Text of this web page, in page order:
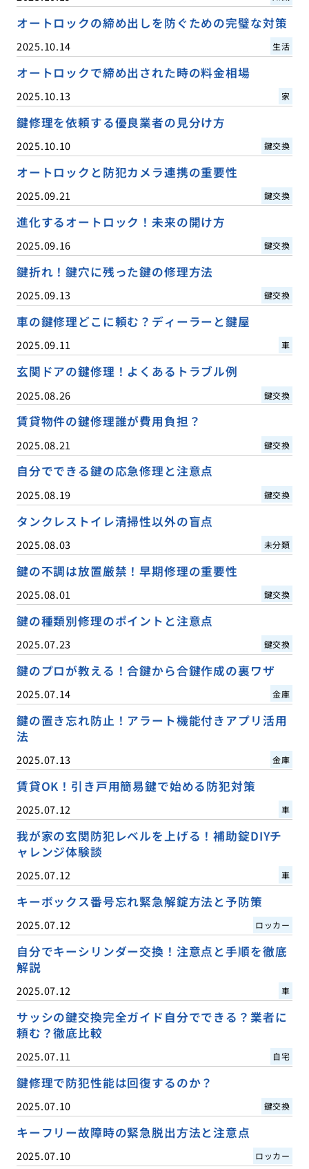
オートロックの締め出しを防ぐための完璧な対策
2025.10.14 生活
オートロックで締め出された時の料金相場
2025.10.13 家
鍵修理を依頼する優良業者の見分け方
2025.10.10 鍵交換
オートロックと防犯カメラ連携の重要性
2025.09.21 鍵交換
進化するオートロック！未来の開け方
2025.09.16 鍵交換
鍵折れ！鍵穴に残った鍵の修理方法
2025.09.13 鍵交換
車の鍵修理どこに頼む？ディーラーと鍵屋
2025.09.11 車
玄関ドアの鍵修理！よくあるトラブル例
2025.08.26 鍵交換
賃貸物件の鍵修理誰が費用負担？
2025.08.21 鍵交換
自分でできる鍵の応急修理と注意点
2025.08.19 鍵交換
タンクレストイレ清掃性以外の盲点
2025.08.03 未分類
鍵の不調は放置厳禁！早期修理の重要性
2025.08.01 鍵交換
鍵の種類別修理のポイントと注意点
2025.07.23 鍵交換
鍵のプロが教える！合鍵から合鍵作成の裏ワザ
2025.07.14 金庫
鍵の置き忘れ防止！アラート機能付きアプリ活用
法
2025.07.13 金庫
賃貸OK！引き戸用簡易鍵で始める防犯対策
2025.07.12 車
我が家の玄関防犯レベルを上げる！補助錠DIYチ
ャレンジ体験談
2025.07.12 車
キーボックス番号忘れ緊急解錠方法と予防策
2025.07.12 ロッカー
自分でキーシリンダー交換！注意点と手順を徹底
解説
2025.07.12 車
サッシの鍵交換完全ガイド自分でできる？業者に
頼む？徹底比較
2025.07.11 自宅
鍵修理で防犯性能は回復するのか？
2025.07.10 鍵交換
キーフリー故障時の緊急脱出方法と注意点
2025.07.10 ロッカー